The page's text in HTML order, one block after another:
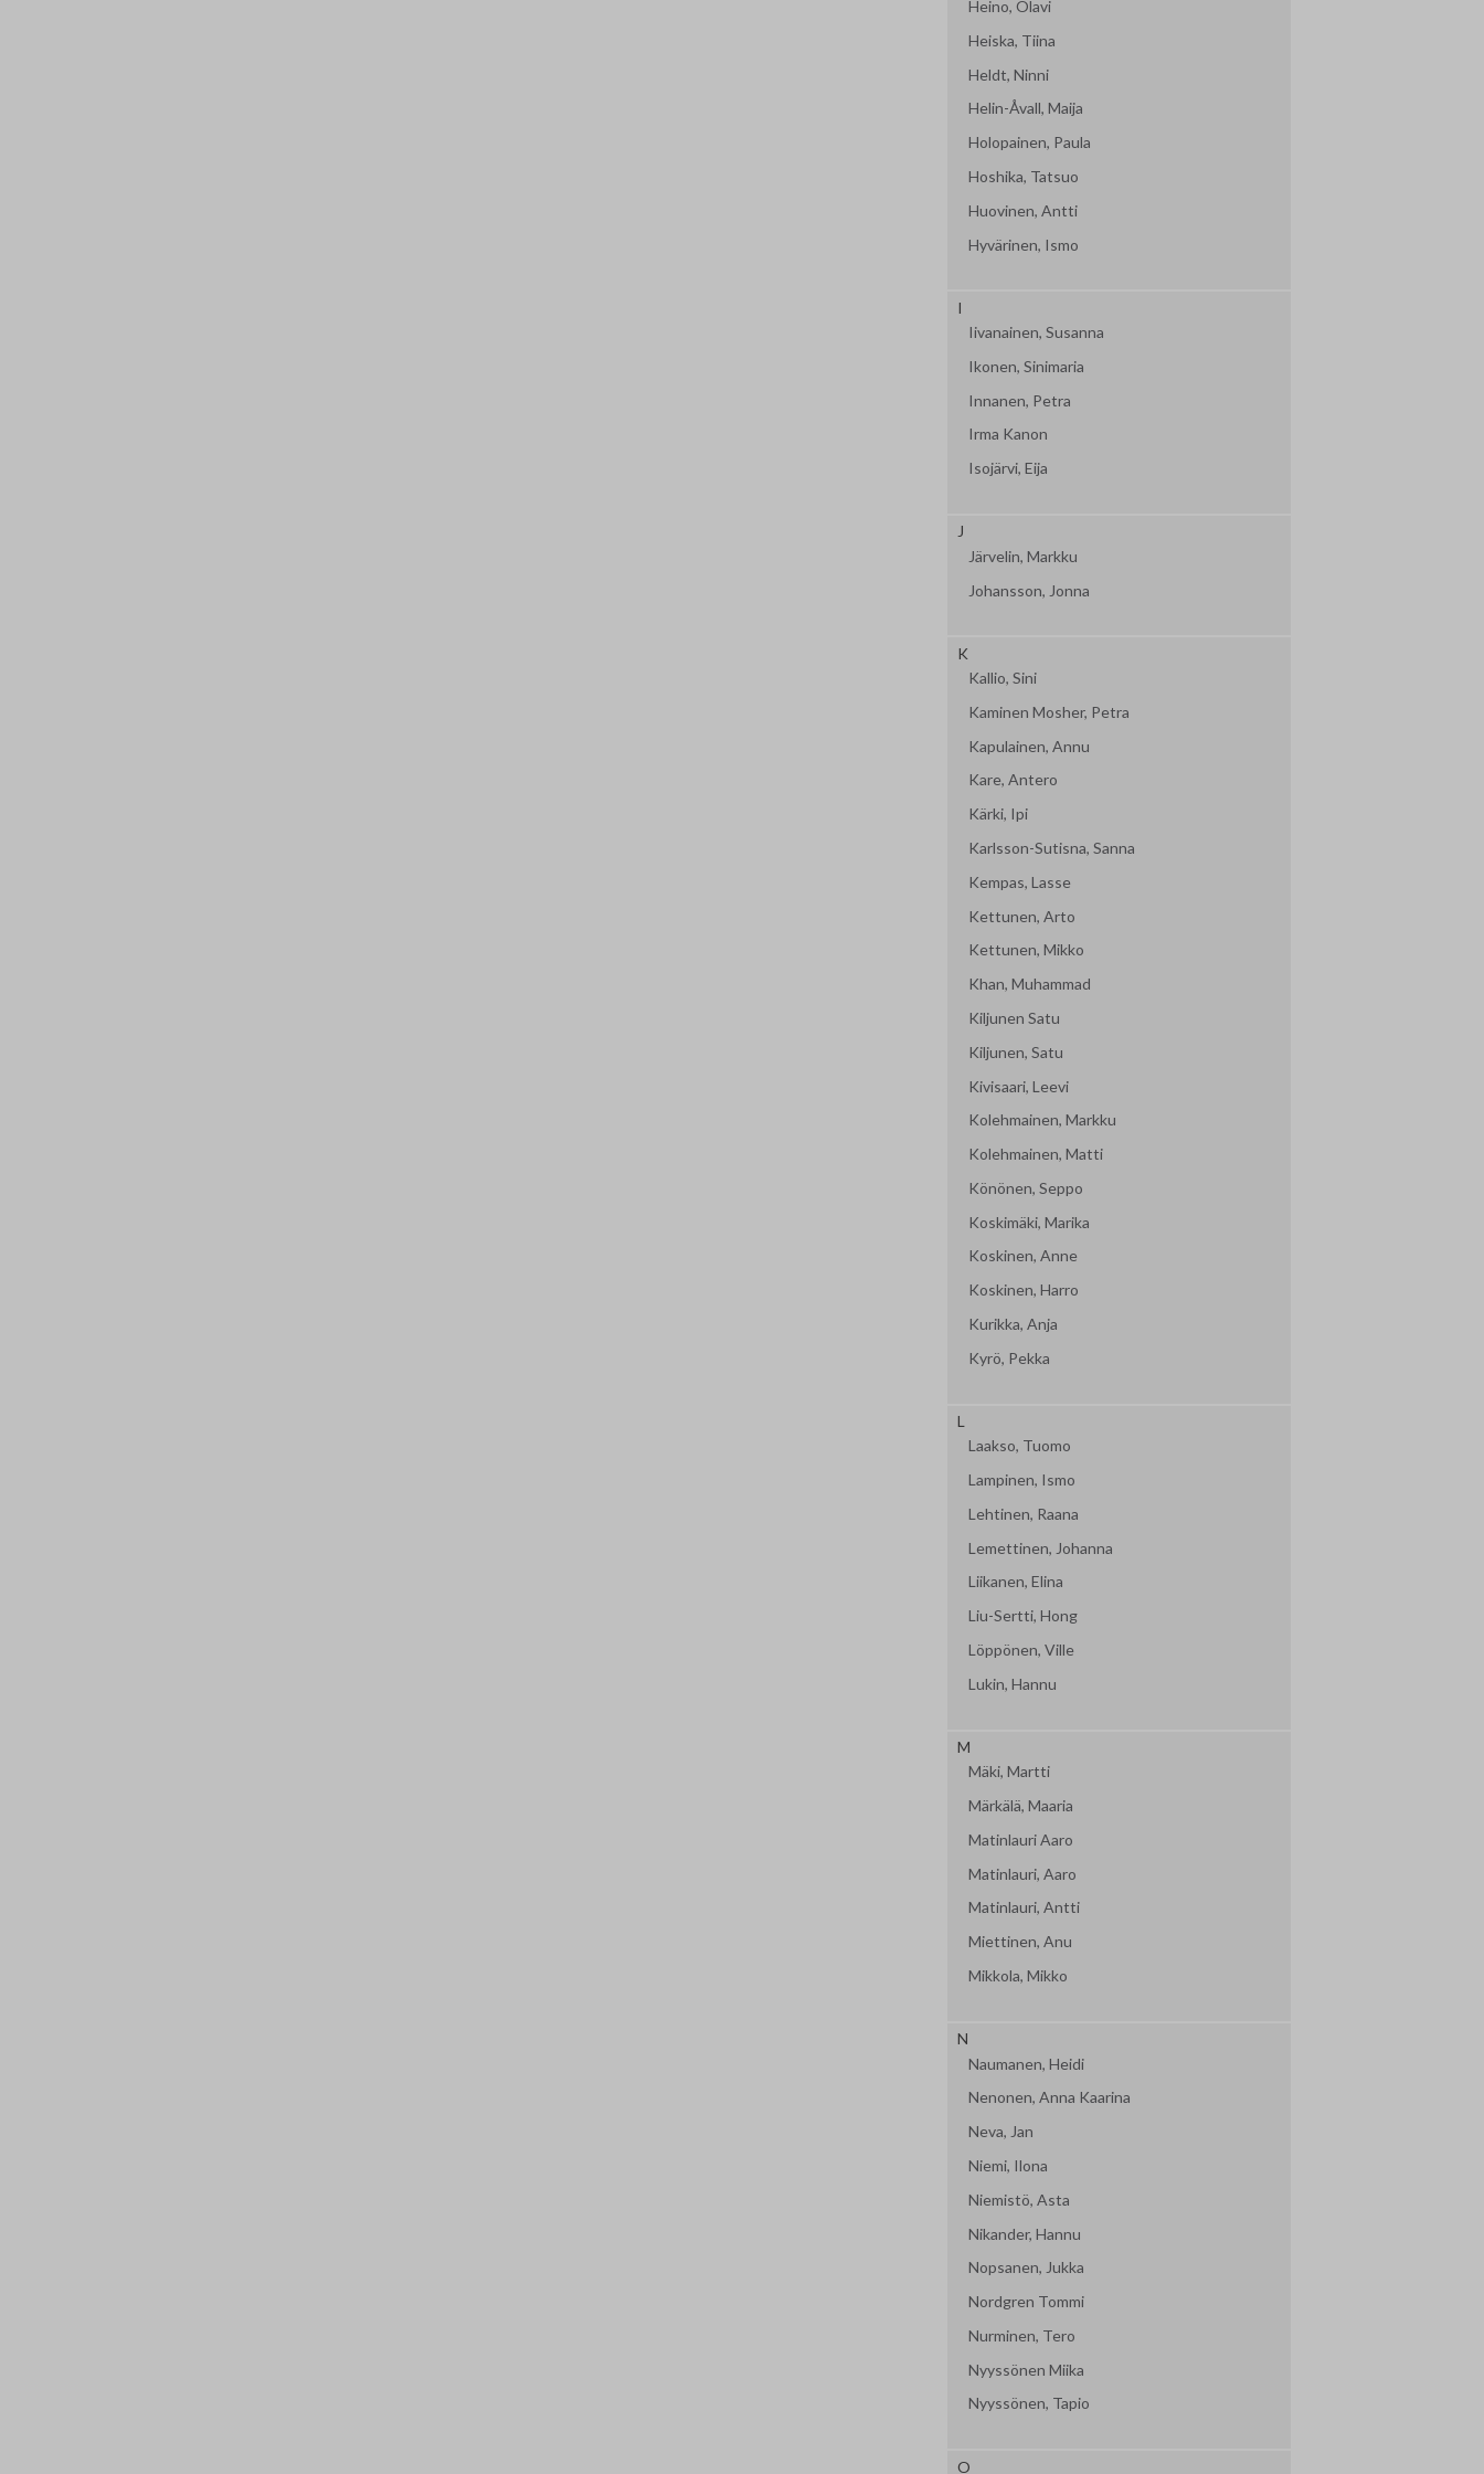
Heino, Olavi
Heiska, Tiina
Heldt, Ninni
Helin-Åvall, Maija
Holopainen, Paula
Hoshika, Tatsuo
Huovinen, Antti
Hyvärinen, Ismo
I
Iivanainen, Susanna
Ikonen, Sinimaria
Innanen, Petra
Irma Kanon
Isojärvi, Eija
J
Järvelin, Markku
Johansson, Jonna
K
Kallio, Sini
Kaminen Mosher, Petra
Kapulainen, Annu
Kare, Antero
Kärki, Ipi
Karlsson-Sutisna, Sanna
Kempas, Lasse
Kettunen, Arto
Kettunen, Mikko
Khan, Muhammad
Kiljunen Satu
Kiljunen, Satu
Kivisaari, Leevi
Kolehmainen, Markku
Kolehmainen, Matti
Könönen, Seppo
Koskimäki, Marika
Koskinen, Anne
Koskinen, Harro
Kurikka, Anja
Kyrö, Pekka
L
Laakso, Tuomo
Lampinen, Ismo
Lehtinen, Raana
Lemettinen, Johanna
Liikanen, Elina
Liu-Sertti, Hong
Löppönen, Ville
Lukin, Hannu
M
Mäki, Martti
Märkälä, Maaria
Matinlauri Aaro
Matinlauri, Aaro
Matinlauri, Antti
Miettinen, Anu
Mikkola, Mikko
N
Naumanen, Heidi
Nenonen, Anna Kaarina
Neva, Jan
Niemi, Ilona
Niemistö, Asta
Nikander, Hannu
Nopsanen, Jukka
Nordgren Tommi
Nurminen, Tero
Nyyssönen Miika
Nyyssönen, Tapio
O